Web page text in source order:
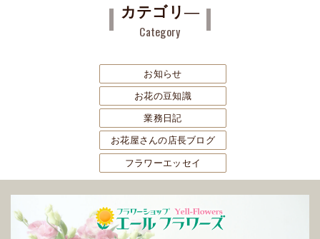
イ
カテゴリ―
Category
お知らせ
お花の豆知識
業務日記
お花屋さんの店長ブログ
フラワーエッセイ